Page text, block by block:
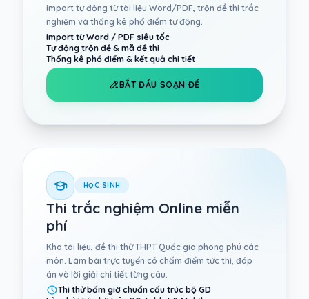
import tự động từ tài liệu Word/PDF, trộn đề thi trắc
nghiệm và thống kê phổ điểm tự động.
Import từ Word / PDF siêu tốc
Tự động trộn đề & mã đề thi
Thống kê phổ điểm & kết quả chi tiết
BẮT ĐẦU SOẠN ĐỀ
HỌC SINH
Thi trắc nghiệm Online miễn
phí
Kho tài liệu, đề thi thử THPT Quốc gia phong phú các
môn. Làm bài trực tuyến có chấm điểm tức thì, đáp
án và lời giải chi tiết từng câu.
Thi thử bấm giờ chuẩn cấu trúc bộ GD